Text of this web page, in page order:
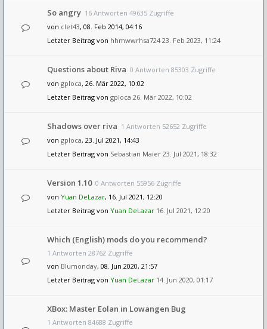
So angry 16 Antworten 49635 Zugriffe
von clet43, 08. Feb 2014, 04:16
Letzter Beitrag von hhmwwrhsa724 23. Feb 2023, 11:24
Questions about Riva 0 Antworten 85303 Zugriffe
von gploca, 26. Mär 2022, 10:02
Letzter Beitrag von gploca 26. Mär 2022, 10:02
Shadows over riva 1 Antworten 52652 Zugriffe
von gploca, 23. Jul 2021, 14:43
Letzter Beitrag von Sebastian Maier 23. Jul 2021, 18:32
Version 1.10 0 Antworten 55956 Zugriffe
von Yuan DeLazar, 16. Jul 2021, 12:20
Letzter Beitrag von Yuan DeLazar 16. Jul 2021, 12:20
Which (English) mods do you recommend?
1 Antworten 28762 Zugriffe
von Blumonday, 08. Jun 2020, 21:57
Letzter Beitrag von Yuan DeLazar 14. Jun 2020, 01:17
XBox: Master Eolan in Lowangen Bug
1 Antworten 84688 Zugriffe